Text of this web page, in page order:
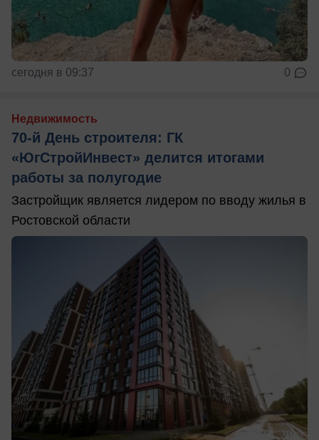
сегодня в 09:37 0
Недвижимость
70-й День строителя: ГК
«ЮгСтройИнвест» делится итогами
работы за полугодие
Застройщик является лидером по вводу жилья в
Ростовской области